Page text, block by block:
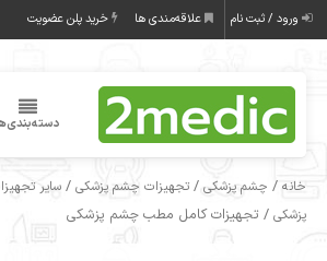
ورود / ثبت نام علاقه‌مندی ها خرید پلن عضویت
خانه / چشم پزشکی /تجهیزات چشم پزشکی /سایر
پزشکی / تجهیزات کامل مطب چشم پزشکی